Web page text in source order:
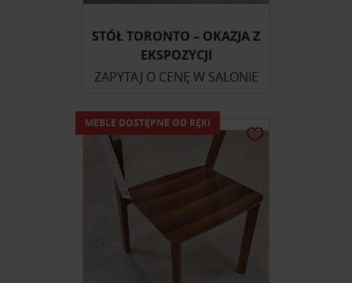
STÓŁ TORONTO – OKAZJA Z
EKSPOZYCJI
ZAPYTAJ O CENĘ W SALONIE
MEBLE DOSTĘPNE OD RĘKI